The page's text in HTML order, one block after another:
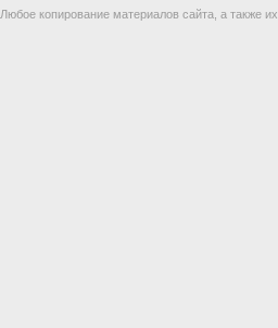
Любое копирование материалов сайта, а также